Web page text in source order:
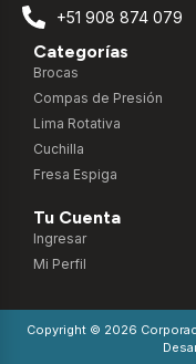
+51 908 874 079
Categorías
Brocas
Compas de Presión
Lima Rotativa
Cuchilla
Fresa Espiga
Tu Cuenta
Ingresar
Mi Perfil
Copyright © 2026